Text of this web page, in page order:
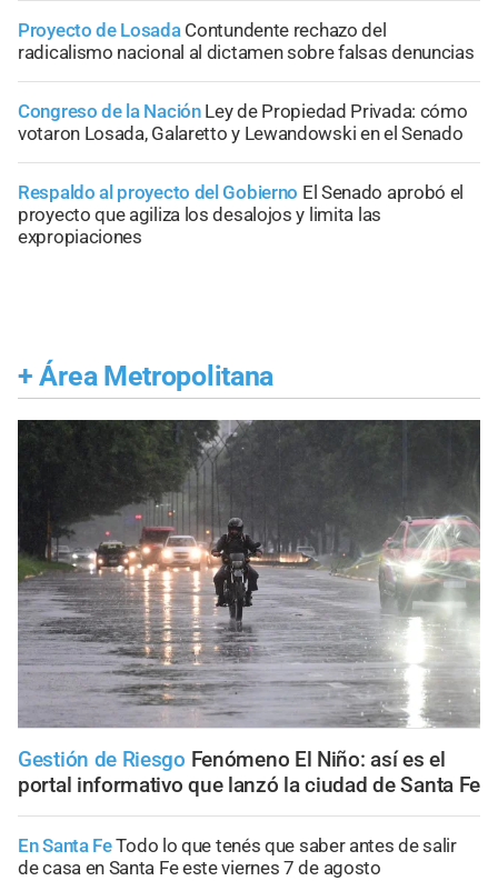
Proyecto de Losada Contundente rechazo del
radicalismo nacional al dictamen sobre falsas denuncias
Congreso de la Nación Ley de Propiedad Privada: cómo
votaron Losada, Galaretto y Lewandowski en el Senado
Respaldo al proyecto del Gobierno El Senado aprobó el
proyecto que agiliza los desalojos y limita las
expropiaciones
+ Área Metropolitana
Gestión de Riesgo Fenómeno El Niño: así es el
portal informativo que lanzó la ciudad de Santa Fe
En Santa FeTodo lo que tenés que saber antes de salir
de casa en Santa Fe este viernes 7 de agosto